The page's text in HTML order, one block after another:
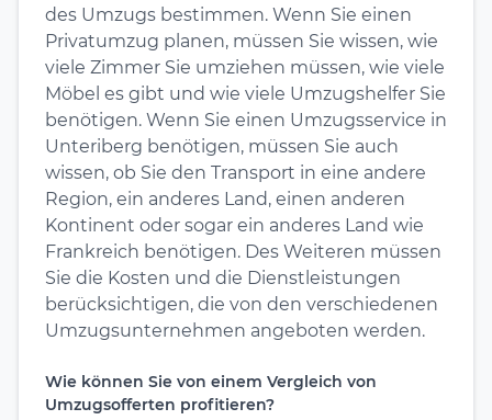
des Umzugs bestimmen. Wenn Sie einen
Privatumzug planen, müssen Sie wissen, wie
viele Zimmer Sie umziehen müssen, wie viele
Möbel es gibt und wie viele Umzugshelfer Sie
benötigen. Wenn Sie einen Umzugsservice in
Unteriberg benötigen, müssen Sie auch
wissen, ob Sie den Transport in eine andere
Region, ein anderes Land, einen anderen
Kontinent oder sogar ein anderes Land wie
Frankreich benötigen. Des Weiteren müssen
Sie die Kosten und die Dienstleistungen
berücksichtigen, die von den verschiedenen
Umzugsunternehmen angeboten werden.
Wie können Sie von einem Vergleich von
Umzugsofferten profitieren?